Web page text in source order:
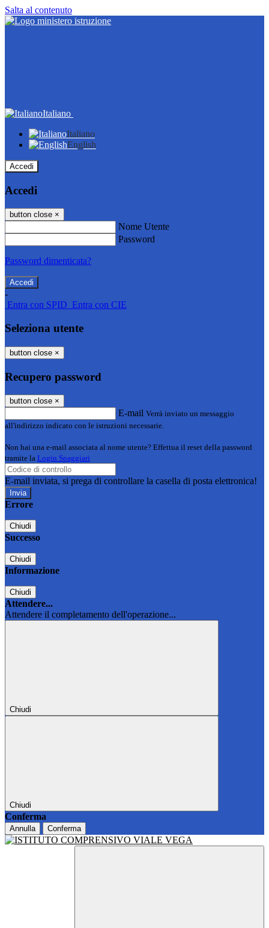
Salta al contenuto
Italiano
Italiano
English
Accedi
Accedi
button close ×
Nome Utente
Password
Password dimenticata?
-
Entra con SPID Entra con CIE
Seleziona utente
button close ×
Recupero password
button close ×
E-mail Verrà inviato un messaggio
all'indirizzo indicato con le istruzioni necessarie.
Non hai una e-mail associata al nome utente? Effettua il reset della password
tramite la Login Spaggiari
E-mail inviata, si prega di controllare la casella di posta elettronica!
Errore
Chiudi
Successo
Chiudi
Informazione
Chiudi
Attendere...
Attendere il completamento dell'operazione...
Chiudi
Chiudi
Conferma
Annulla Conferma